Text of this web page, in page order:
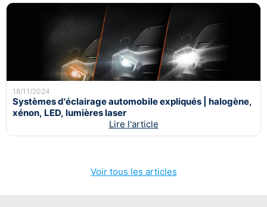
18/11/2024
Systèmes d'éclairage automobile expliqués | halogène,
xénon, LED, lumières laser
Lire l'article
Voir tous les articles